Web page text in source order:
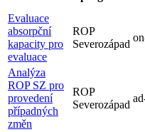
Evaluace
absorpční
kapacity pro
evaluace
ROP
Severozápad
Analýza
ROP SZ pro
provedení
případných
změn
ROP
Severozápad